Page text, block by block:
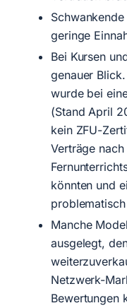
geringe
Bei Kursen
genauer
wurde bei
(Stand April
kein ZFU-
Verträge nach
könnten und
Manche
ausgelegt,
Netzwerk-
Bewertungen